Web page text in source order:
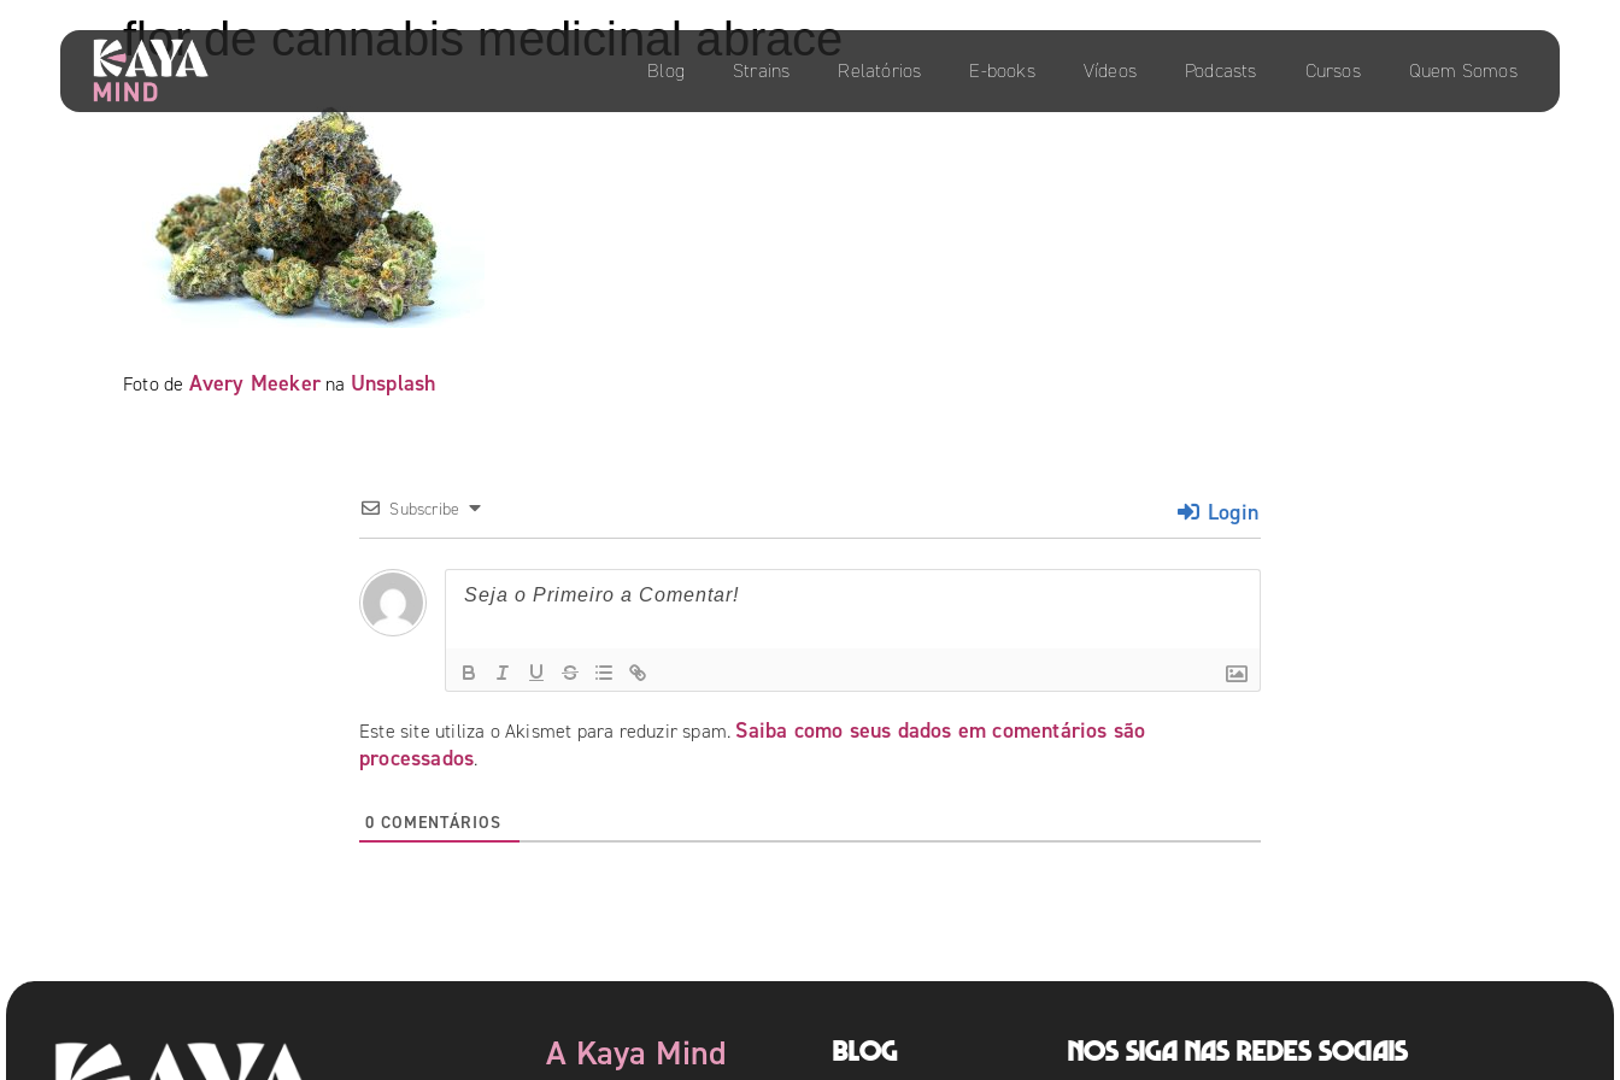
Blog Strains Relatórios E-books Vídeos Podcasts Cursos Quem Somos
flor de cannabis medicinal abrace
Foto de Avery Meekerna Unsplash
Subscribe Login
Este site utiliza o Akismet para reduzir spam. Saiba como seus dados em comentários são
processados.
0 COMENTÁRIOS
A Kaya Mind Blog Nos siga nas redes sociais